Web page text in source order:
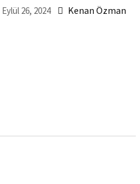
Eylül 26, 2024 Kenan Özman